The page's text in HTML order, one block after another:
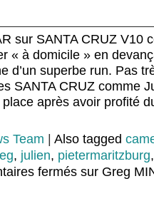
sur SANTA CRUZ V10
« à domicile » en
d’un superbe run. Pas
SANTA CRUZ comme
après avoir profité
Team Also tagged
, julien, pietermaritzburg
fermés sur Greg